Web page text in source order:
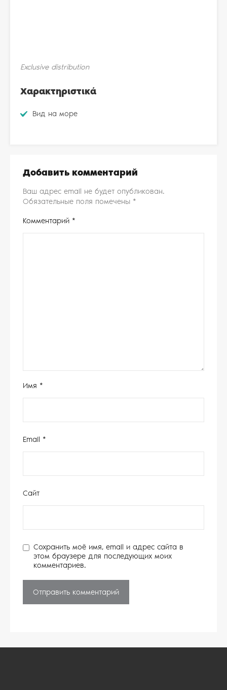
Exclusive distribution
Χαρακτηριστικά
Вид на море
Добавить комментарий
Ваш адрес email не будет опубликован.
Обязательные поля помечены *
Комментарий *
Имя *
Email *
Сайт
Сохранить моё имя, email и адрес сайта в
этом браузере для последующих моих
комментариев.